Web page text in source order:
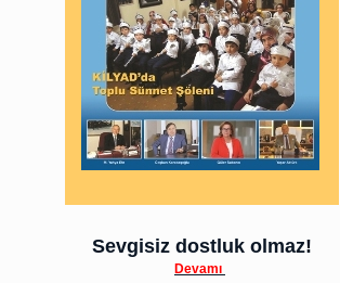
Sevgisiz dostluk olmaz!
Devamı